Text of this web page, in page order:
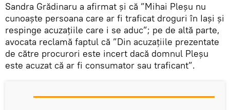
Sandra Grădinaru a afirmat și că ”Mihai Pleşu nu
cunoaşte persoana care ar fi traficat droguri în Iaşi şi
respinge acuzaţiile care i se aduc”; pe de altă parte,
avocata reclamă faptul că ”Din acuzaţiile prezentate
de către procurori este incert dacă domnul Pleşu
este acuzat că ar fi consumator sau traficant”.